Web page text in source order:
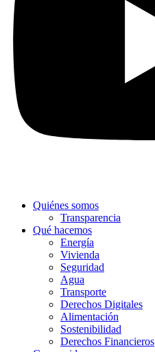
Quiénes somos
Transparencia
Qué hacemos
Energía
Vivienda
Seguridad
Agua
Transporte
Derechos Digitales
Alimentación
Sostenibilidad
Derechos Financieros